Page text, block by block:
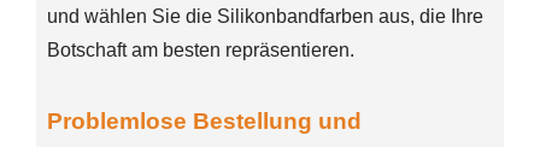
und wählen Sie die Silikonbandfarben aus, die Ihre
Botschaft am besten repräsentieren.
Problemlose Bestellung und